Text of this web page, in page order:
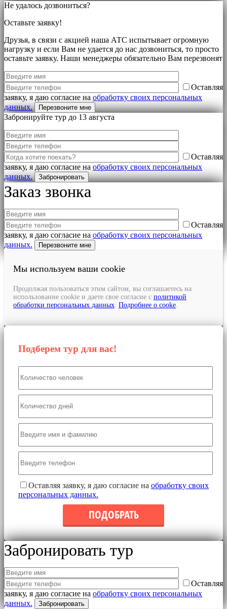
Не удалось дозвониться?
Оставьте заявку!
Друзья, в связи с акцией наша АТС испытывает огромную
нагрузку и если Вам не удается до нас дозвониться, то просто
оставьте заявку. Наши менеджеры обязательно Вам перезвонят
Оставляя
заявку, я даю согласие на обработку своих персональных
данных.
Забронируйте тур до 13 августа
Оставляя
заявку, я даю согласие на обработку своих персональных
данных.
Заказ звонка
Оставляя
заявку, я даю согласие на обработку своих персональных
данных.
Мы используем ваши cookie
Продолжая пользоваться этим сайтом, вы соглашаетесь на
использование cookie и даете свое согласие с политикой
обработки персональных данных Подробнее о cooke
Подберем тур для вас!
Оставляя заявку, я даю согласие на обработку своих
персональных данных.
Забронировать тур
Оставляя
заявку, я даю согласие на обработку своих персональных
данных.